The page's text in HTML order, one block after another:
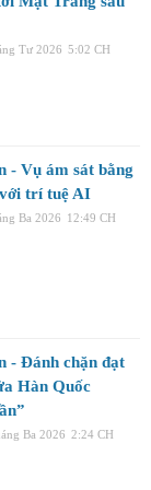
Tư 2026 5:02 CH
- Vụ ám sát bằng
trí tuệ AI
Ba 2026 12:49 CH
- Đánh chặn đạt
Hàn Quốc
Ba 2026 2:24 CH